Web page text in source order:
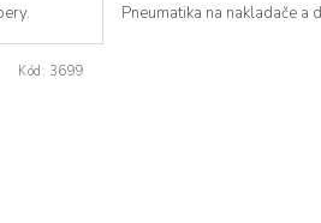
Pneumatika na nakladače a
Kód: 3699